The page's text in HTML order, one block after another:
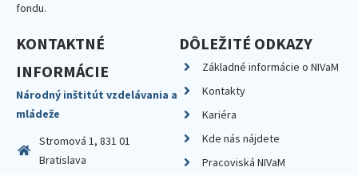
fondu.
KONTAKTNÉ
INFORMÁCIE
Národný inštitút vzdelávania a
mládeže
Stromová 1, 831 01
Bratislava
DÔLEŽITÉ ODKAZY
Základné informácie o NIVaM
Kontakty
Kariéra
Kde nás nájdete
Pracoviská NIVaM